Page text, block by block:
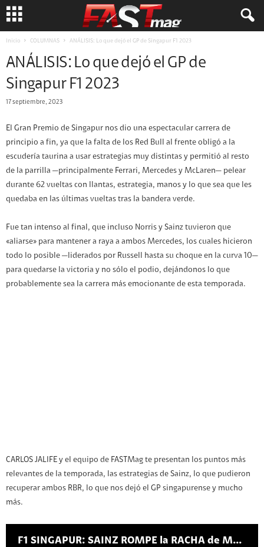
Inicio COLUMNAS ANÁLISIS: Lo que dejó el GP de Singapur F1 2023
ANÁLISIS: Lo que dejó el GP de
Singapur F1 2023
17 septiembre, 2023
El Gran Premio de Singapur nos dio una espectacular carrera de
principio a fin, ya que la falta de los Red Bull al frente obligó a la
escudería taurina a usar estrategias muy distintas y permitió al resto
de la parrilla —principalmente Ferrari, Mercedes y McLaren— pelear
durante 62 vueltas con llantas, estrategia, manos y lo que sea que les
quedaba en las últimas vueltas tras la bandera verde.
Fue tan intenso al final, que incluso Norris y Sainz tuvieron que
«aliarse» para mantener a raya a ambos Mercedes, los cuales hicieron
todo lo posible —liderados por Russell hasta su choque en la curva 10—
para quedarse la victoria y no sólo el podio, dejándonos lo que
probablemente sea la carrera más emocionante de esta temporada.
CARLOS JALIFE y el equipo de FASTMag te presentan los puntos más
relevantes de la temporada, las estrategias de Sainz, lo que pudieron
recuperar ambos RBR, lo que nos dejó el GP singapurense y mucho
más.
F1 SINGAPUR: SAINZ ROMPE la RACHA de MAX y RED BULL - MOTOR SAPIENS No. 117